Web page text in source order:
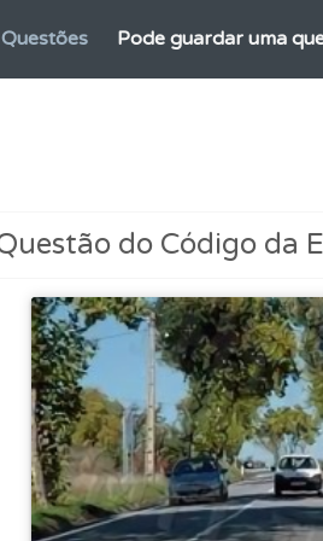
Questões Pode guardar uma
Conta Crie uma conta para
Questões Consulte aqui todas
Perfil Tem um histórico dos
do Código da